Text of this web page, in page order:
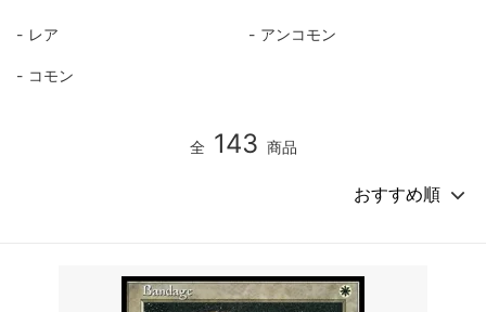
レア アンコモン
コモン
全 143 商品